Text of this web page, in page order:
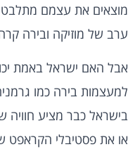
מוצאים את עצמם
ערב של מוזיקה ובירה
אבל האם ישראל באמת
למעצמות בירה כמו
בישראל כבר מציע חוויה
או את פסטיבלי הקראפט